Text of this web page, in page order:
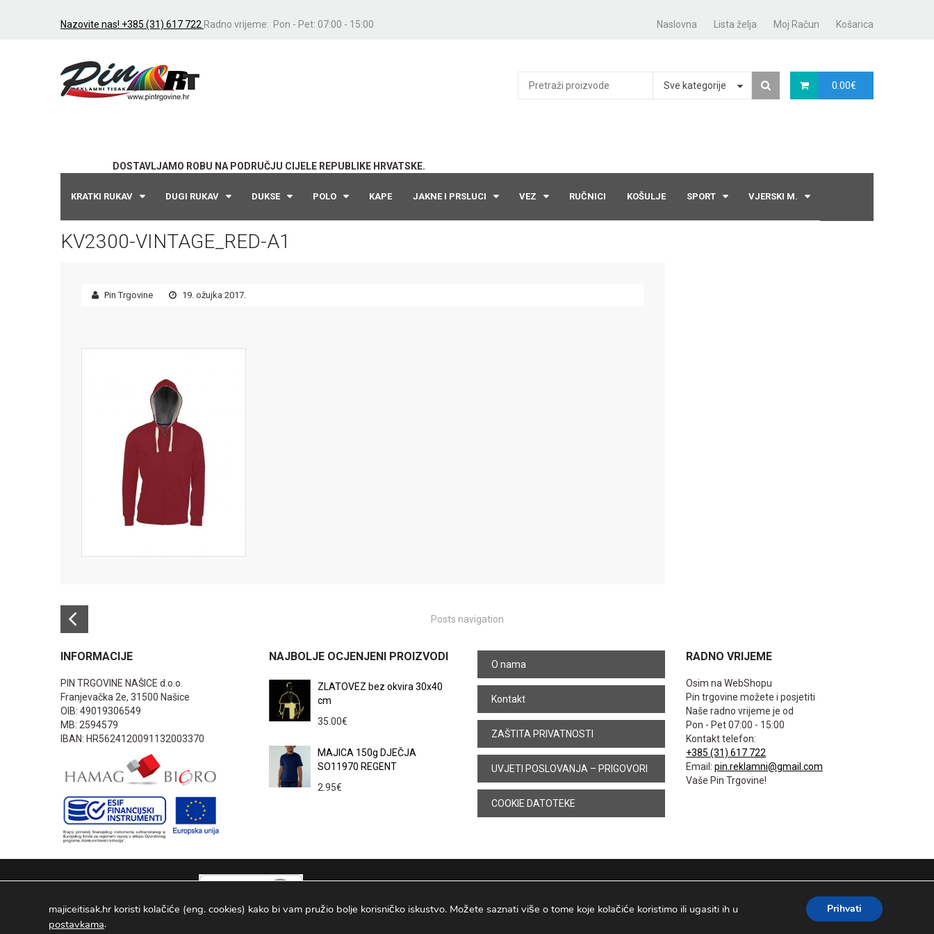
Nazovite nas! +385 (31) 617 722 Radno vrijeme: Pon - Pet: 07:00 - 15:00 Naslovna Lista želja Moj Račun Košarica
DOSTAVLJAMO ROBU NA PODRUČJU CIJELE REPUBLIKE HRVATSKE.
0.00€
Sve kategorije
KRATKI RUKAV DUGI RUKAV DUKSE POLO KAPE JAKNE I PRSLUCI VEZ RUČNICI KOŠULJE SPORT VJERSKI M.
KV2300-VINTAGE_RED-A1
Pin Trgovine 19. ožujka 2017.
Posts navigation
INFORMACIJE
PIN TRGOVINE NAŠICE d.o.o.
Franjevačka 2e, 31500 Našice
OIB: 49019306549
MB: 2594579
IBAN: HR5624120091132003370
NAJBOLJE OCJENJENI PROIZVODI
ZLATOVEZ bez okvira 30x40
cm
35.00€
MAJICA 150g DJEČJA
SO11970 REGENT
2.95€
O nama
Kontakt
ZAŠTITA PRIVATNOSTI
UVJETI POSLOVANJA – PRIGOVORI
COOKIE DATOTEKE
RADNO VRIJEME
Osim na WebShopu
Pin trgovine možete i posjetiti
Naše radno vrijeme je od
Pon - Pet 07:00 - 15:00
Kontakt telefon:
+385 (31) 617 722
Email: pin.reklamni@gmail.com
Vaše Pin Trgovine!
PIN TRGOVINE
majiceitisak.hr koristi kolačiće (eng. cookies) kako bi vam pružio bolje korisničko iskustvo. Možete saznati više o tome koje kolačiće koristimo ili ugasiti ih u
postavkama.
Prihvati